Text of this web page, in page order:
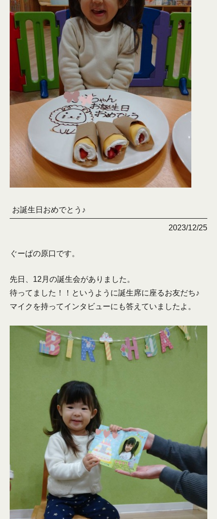
お誕生日おめでとう♪
2023/12/25
ぐーぱの原口です。
先日、12月の誕生会がありました。
待ってました！！というように誕生席に座るお友だち♪
マイクを持ってインタビューにも答えていましたよ。